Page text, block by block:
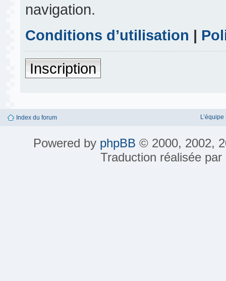
navigation.
Conditions d’utilisation |
Inscription
Index du forum L’équipe
Powered by phpBB © 2000, 2002,
Traduction réalisée par